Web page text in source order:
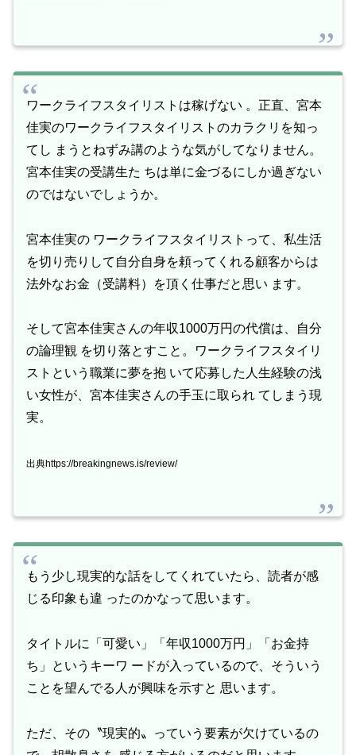
ワークライフスタイリストは稼げない 。 正直、宮本
佳実のワークライフスタイリストのカラクリを知っ
てし まうとねずみ講のような気がしてなりません。
宮本佳実の受講生た ちは単に金づるにしか過ぎない
のではないでしょうか。
宮本佳実の ワークライフスタイリストって、私生活
を切り売りして自分自身を頼ってくれる顧客からは
法外なお金（受講料）を頂く仕事だと思い ます。
そして宮本佳実さんの年収1000万円の代償は、自分
の論理観 を切り落とすこと。ワークライフスタイリ
ストという職業に夢を抱 いて応募した人生経験の浅
い女性が、宮本佳実さんの手玉に取られ てしまう現
実。
出典https://breakingnews.is/review/
もう少し現実的な話をしてくれていたら、読者が感
じる印象も違 ったのかなって思います。
タイトルに「可愛い」「年収1000万円」「お金持
ち」というキーワ ードが入っているので、そういう
ことを望んでる人が興味を示すと 思います。
ただ、その〝現実的〟っていう要素が欠けているの